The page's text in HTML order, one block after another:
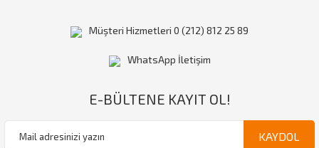
Müşteri Hizmetleri 0 (212) 812 25 89
WhatsApp İletişim
E-BÜLTENE KAYIT OL!
KAYDOL